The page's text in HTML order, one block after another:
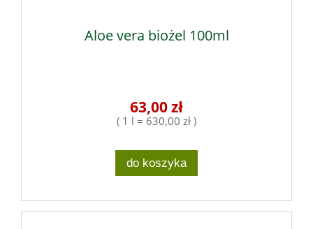
Aloe vera biożel 100ml
63,00 zł
( 1 l = 630,00 zł )
do koszyka